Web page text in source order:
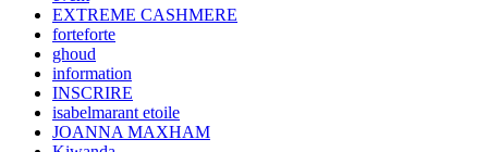
EXTREME CASHMERE
forteforte
ghoud
information
INSCRIRE
isabelmarant etoile
JOANNA MAXHAM